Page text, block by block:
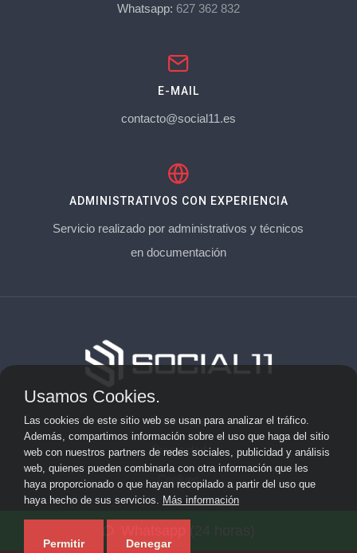
Whatsapp: 627 362 832
E-MAIL
contacto@social11.es
ADMINISTRATIVOS CON EXPERIENCIA
Servicio realizado por administrativos y técnicos
en documentación
Aviso Legal
Privacidad
Cookies
posicionamiento web y SEO ·
Usamos Cookies.
Las cookies de este sitio web se usan para analizar el tráfico.
Además, compartimos información sobre el uso que haga del sitio
web con nuestros partners de redes sociales, publicidad y análisis
web, quienes pueden combinarla con otra información que les
haya proporcionado o que hayan recopilado a partir del uso que
haya hecho de sus servicios. Más información
Permitir Denegar